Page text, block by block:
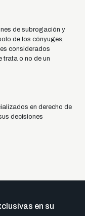
de subrogación y
de los cónyuges,
considerados
trata o no de un
en derecho de
decisiones
en su